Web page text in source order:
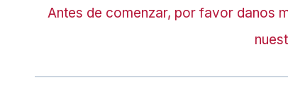
Antes de comenzar, por favor danos